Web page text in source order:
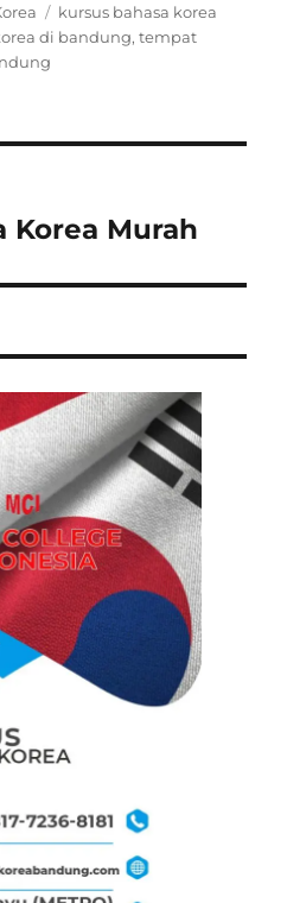
Tags
kursus bahasa korea
di bandung,tempat
Korea Murah